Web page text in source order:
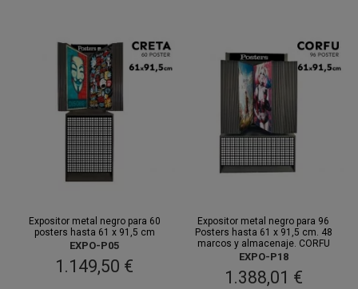
Expositor metal negro para 60
posters hasta 61 x 91,5 cm
EXPO-P05
1.149,50 €
Expositor metal negro para 96
Posters hasta 61 x 91,5 cm. 48
marcos y almacenaje. CORFU
EXPO-P18
1.388,01 €